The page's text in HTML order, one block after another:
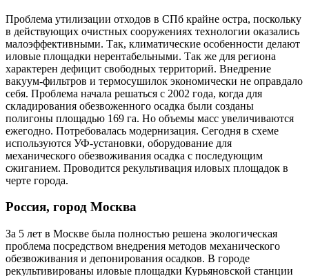
Проблема утилизации отходов в СПб крайне остра, поскольку
в действующих очистных сооружениях технологии оказались
малоэффективными. Так, климатические особенности делают
иловые площадки нерентабельными. Так же для региона
характерен дефицит свободных территорий. Внедрение
вакуум-фильтров и термосушилок экономически не оправдало
себя. Проблема начала решаться с 2002 года, когда для
складирования обезвоженного осадка были созданы
полигоны площадью 169 га. Но объемы масс увеличиваются
ежегодно. Потребовалась модернизация. Сегодня в схеме
используются УФ-установки, оборудование для
механического обезвоживания осадка с последующим
сжиганием. Проводится рекультивация иловых площадок в
черте города.
Россия, город Москва
За 5 лет в Москве была полностью решена экологическая
проблема посредством внедрения методов механического
обезвоживания и депонирования осадков. В городе
рекультивированы иловые площадки Курьяновской станции